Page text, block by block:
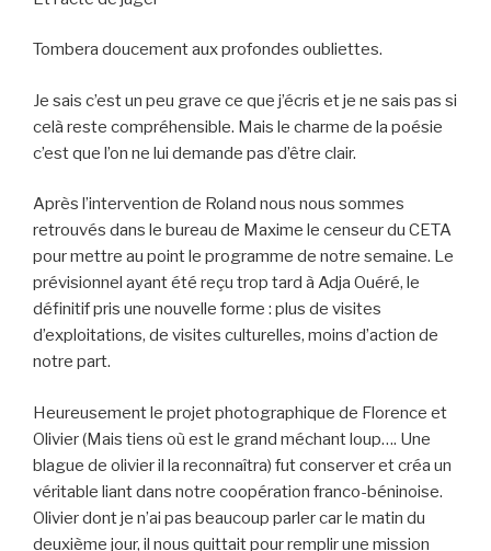
Tombera doucement aux profondes oubliettes.
Je sais c’est un peu grave ce que j’écris et je ne sais pas si
celà reste compréhensible. Mais le charme de la poésie
c’est que l’on ne lui demande pas d’être clair.
Après l’intervention de Roland nous nous sommes
retrouvés dans le bureau de Maxime le censeur du CETA
pour mettre au point le programme de notre semaine. Le
prévisionnel ayant été reçu trop tard à Adja Ouéré, le
définitif pris une nouvelle forme : plus de visites
d’exploitations, de visites culturelles, moins d’action de
notre part.
Heureusement le projet photographique de Florence et
Olivier (Mais tiens où est le grand méchant loup…. Une
blague de olivier il la reconnaîtra) fut conserver et créa un
véritable liant dans notre coopération franco-béninoise.
Olivier dont je n’ai pas beaucoup parler car le matin du
deuxième jour, il nous quittait pour remplir une mission